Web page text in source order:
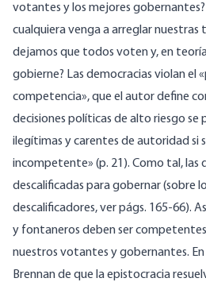
votantes y los mejores
cualquiera venga a arreglar nuestras
dejamos que todos voten y, en
gobierne? Las democracias violan el
competencia», que el autor define
decisiones políticas de alto riesgo se
ilegítimas y carentes de autoridad si
incompetente» (p. 21). Como tal, las
descalificadas para gobernar (sobre
descalificadores, ver págs. 165-66).
y fontaneros deben ser
nuestros votantes y gobernantes.
Brennan de que la epistocracia